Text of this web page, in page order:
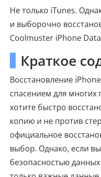
Не только iTunes.
и выборочно
Coolmuster iPhone
Краткое
Восстановление
спасением для многих
хотите быстро
копию и не против
официальное
выбор. Однако, если
безопасностью